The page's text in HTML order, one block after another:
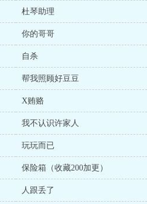
属巧合。*不喜出轨、禁忌文的请点
杜琴助理
你的哥哥
自杀
帮我照顾好豆豆
X贿赂
我不认识许家人
玩玩而已
保险箱（收藏200加更）
人跟丢了